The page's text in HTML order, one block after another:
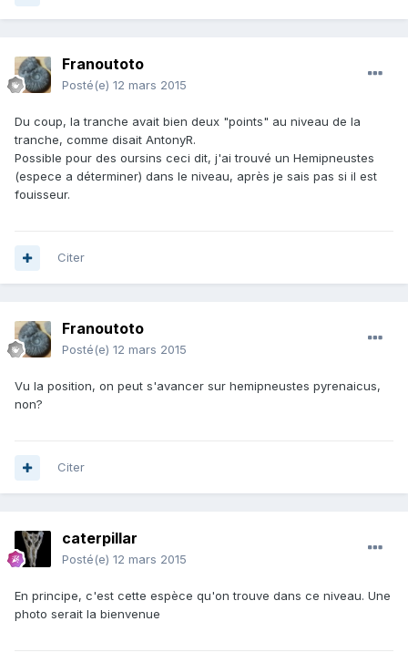
Franoutoto
Posté(e) 12 mars 2015
Du coup, la tranche avait bien deux "points" au niveau de la
tranche, comme disait AntonyR.
Possible pour des oursins ceci dit, j'ai trouvé un Hemipneustes
(espece a déterminer) dans le niveau, après je sais pas si il est
fouisseur.
Citer
Franoutoto
Posté(e) 12 mars 2015
Vu la position, on peut s'avancer sur hemipneustes pyrenaicus,
non?
Citer
caterpillar
Posté(e) 12 mars 2015
En principe, c'est cette espèce qu'on trouve dans ce niveau. Une
photo serait la bienvenue